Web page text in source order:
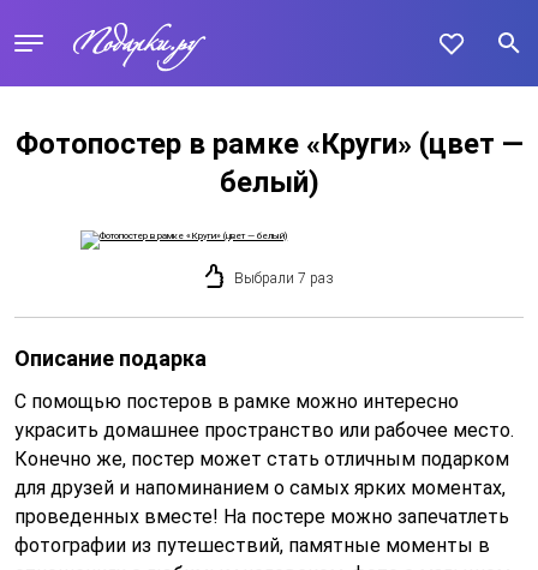
Фотопостер в рамке «Круги» (цвет —
белый)
Выбрали 7 раз
Описание подарка
С помощью постеров в рамке можно интересно
украсить домашнее пространство или рабочее место.
Конечно же, постер может стать отличным подарком
для друзей и напоминанием о самых ярких моментах,
проведенных вместе! На постере можно запечатлеть
фотографии из путешествий, памятные моменты в